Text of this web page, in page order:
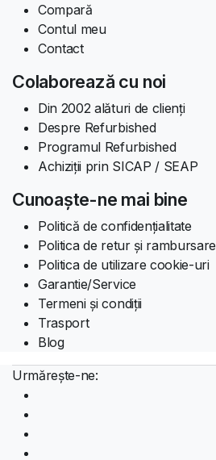
Compară
Contul meu
Contact
Colaborează cu noi
Din 2002 alături de clienți
Despre Refurbished
Programul Refurbished
Achiziții prin SICAP / SEAP
Cunoaște-ne mai bine
Politică de confidențialitate
Politica de retur și rambursare
Politica de utilizare cookie-uri
Garantie/Service
Termeni și condiții
Trasport
Blog
Urmărește-ne: